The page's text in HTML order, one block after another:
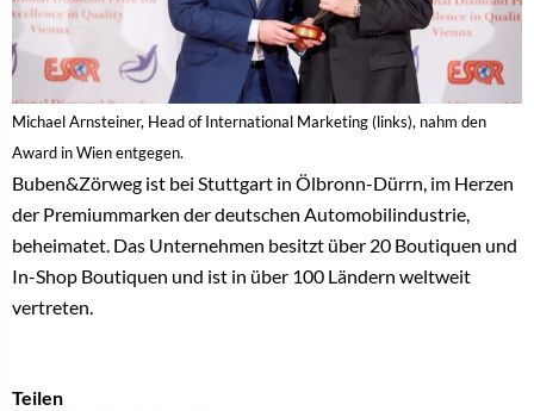
Michael Arnsteiner, Head of International Marketing (links), nahm den
Award in Wien entgegen.
Buben&Zörweg ist bei Stuttgart in Ölbronn-Dürrn, im Herzen
der Premiummarken der deutschen Automobilindustrie,
beheimatet. Das Unternehmen besitzt über 20 Boutiquen und
In-Shop Boutiquen und ist in über 100 Ländern weltweit
vertreten.
Teilen